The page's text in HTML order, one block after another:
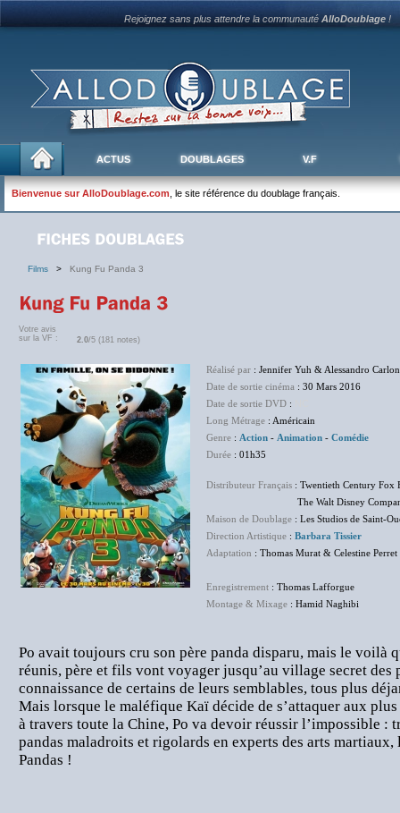
Rejoignez sans plus attendre la communautéAlloDoublage !
ACTUS DOUBLAGES V.F
Bienvenue sur AlloDoublage.com , le site référence du doublage français.
Films > Kung Fu Panda 3
Votre avis
sur la VF :
2.0/5 (181 notes)
Réalisé par : Jennifer Yuh & Alessandro
Date de sortie cinéma : 30 Mars 2016
Date de sortie DVD :
Long Métrage : Américain
Genre : Action - Animation - Comédie
Durée : 01h35
Distributeur Français : Twentieth Century Fox
The Walt Disney Company
Maison de Doublage : Les Studios de Saint-
Direction Artistique : Barbara Tissier
Adaptation : Thomas Murat & Celestine Perret
Enregistrement : Thomas Lafforgue
Montage & Mixage : Hamid Naghibi
Po avait toujours cru son père panda disparu, mais le voilà
réunis, père et fils vont voyager jusqu’au village secret des
connaissance de certains de leurs semblables, tous plus
Mais lorsque le maléfique Kaï décide de s’attaquer aux
à travers toute la Chine, Po va devoir réussir l’impossible :
pandas maladroits et rigolards en experts des arts
Pandas !